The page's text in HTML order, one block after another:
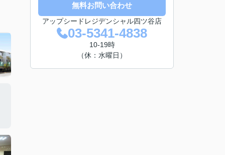
無料お問い合わせ
アップシードレジデンシャル四ツ谷店
03-5341-4838
10-19時
（休：水曜日）